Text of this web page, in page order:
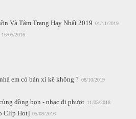
Và Tâm Trạng Hay Nhất 2019 01/11/2019
16/05/2016
em có bán xì kê không ? 08/10/2019
đồng bọn - nhạc đi phượt 11/05/2018
Clip Hot] 05/08/2016